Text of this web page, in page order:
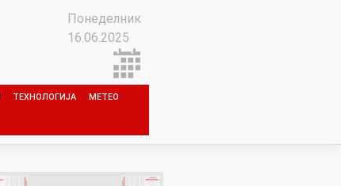
Понеделник
16.06.2025
ТЕХНОЛОГИЈА МЕТЕО